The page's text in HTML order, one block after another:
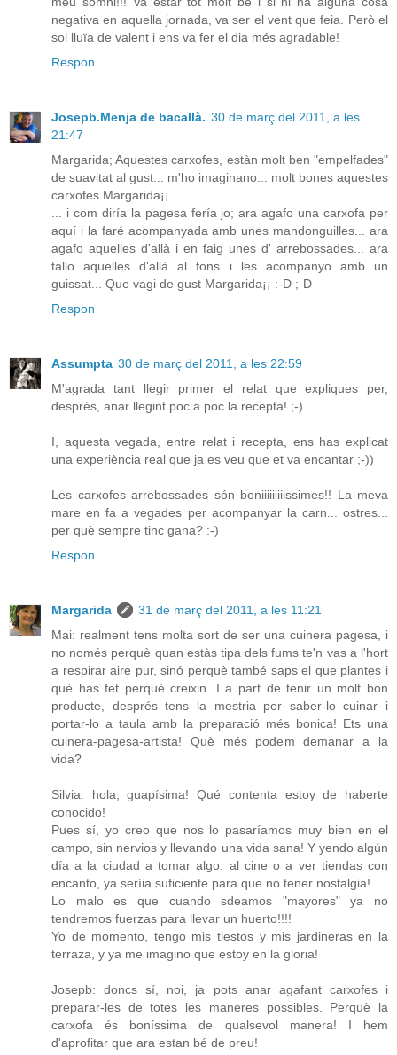
negativa en aquella jornada, va ser el vent que feia. Però el
sol lluïa de valent i ens va fer el dia més agradable!
Respon
Josepb.Menja de bacallà. 30 de març del 2011, a les
21:47
Margarida; Aquestes carxofes, estàn molt ben "empelfades"
de suavitat al gust... m'ho imaginano... molt bones aquestes
carxofes Margarida¡¡
... i com diría la pagesa fería jo; ara agafo una carxofa per
aquí i la faré acompanyada amb unes mandonguilles... ara
agafo aquelles d'allà i en faig unes d' arrebossades... ara
tallo aquelles d'allà al fons i les acompanyo amb un
guissat... Que vagi de gust Margarida¡¡ :-D ;-D
Respon
Assumpta 30 de març del 2011, a les 22:59
M'agrada tant llegir primer el relat que expliques per,
després, anar llegint poc a poc la recepta! ;-)
I, aquesta vegada, entre relat i recepta, ens has explicat
una experiència real que ja es veu que et va encantar ;-))
Les carxofes arrebossades són boniiiiiiiiissimes!! La meva
mare en fa a vegades per acompanyar la carn... ostres...
per què sempre tinc gana? :-)
Respon
Margarida
31 de març del 2011, a les 11:21
Mai: realment tens molta sort de ser una cuinera pagesa, i
no només perquè quan estàs tipa dels fums te'n vas a l'hort
a respirar aire pur, sinó perquè també saps el que plantes i
què has fet perquè creixin. I a part de tenir un molt bon
producte, després tens la mestria per saber-lo cuinar i
portar-lo a taula amb la preparació més bonica! Ets una
cuinera-pagesa-artista! Què més podem demanar a la
vida?
Silvia: hola, guapísima! Qué contenta estoy de haberte
conocido!
Pues sí, yo creo que nos lo pasaríamos muy bien en el
campo, sin nervios y llevando una vida sana! Y yendo algún
día a la ciudad a tomar algo, al cine o a ver tiendas con
encanto, ya seríia suficiente para que no tener nostalgia!
Lo malo es que cuando sdeamos "mayores" ya no
tendremos fuerzas para llevar un huerto!!!!
Yo de momento, tengo mis tiestos y mis jardineras en la
terraza, y ya me imagino que estoy en la gloria!
Josepb: doncs sí, noi, ja pots anar agafant carxofes i
preparar-les de totes les maneres possibles. Perquè la
carxofa és boníssima de qualsevol manera! I hem
d'aprofitar que ara estan bé de preu!